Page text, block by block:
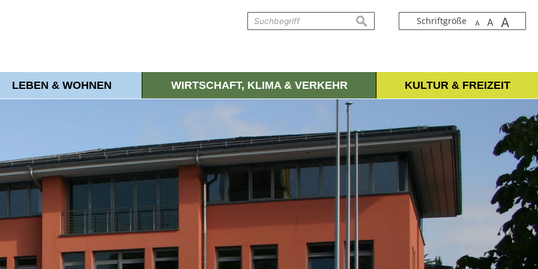
Schriftgröße A A A
suchen
LEBEN & WOHNEN WIRTSCHAFT, KLIMA & VERKEHR KULTUR & FREIZEIT